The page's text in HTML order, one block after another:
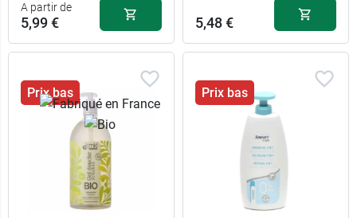
A partir de
5,99 € 5,48 €
Prix bas Prix bas